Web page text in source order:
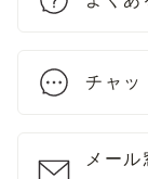
チャッ
メー